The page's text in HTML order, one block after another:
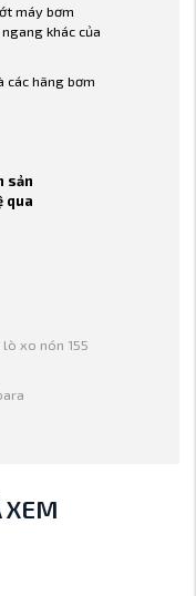
máy bơm
khác của
các hãng bơm
sản
qua
lò xo nón 155